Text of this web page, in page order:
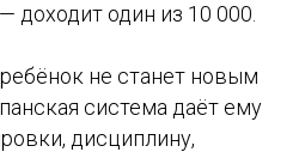
доходит один из 10 000.
не станет новым
система даёт ему
дисциплину,